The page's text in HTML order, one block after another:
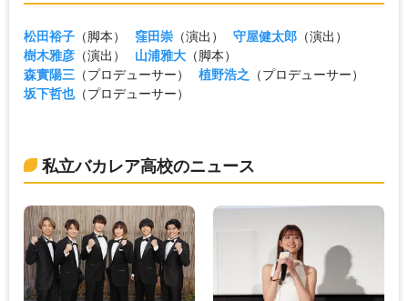
松田裕子 （脚本） 窪田崇 （演出） 守屋健太郎 （演出）
樹木雅彦 （演出） 山浦雅大 （脚本）
森實陽三 （プロデューサー） 植野浩之 （プロデューサー）
坂下哲也（プロデューサー）
私立バカレア高校のニュース